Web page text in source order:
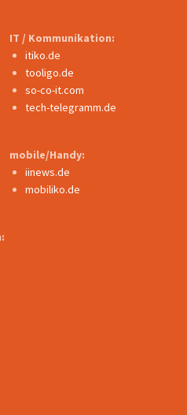
IT / Kommunikation:
itiko.de
tooligo.de
so-co-it.com
tech-telegramm.de
mobile/Handy:
iinews.de
mobiliko.de